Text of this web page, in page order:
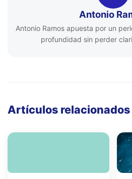
Antonio
Antonio Ramos apuesta por un
profundidad sin perder
Artículos relacionados